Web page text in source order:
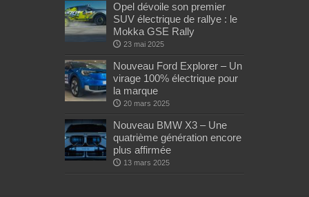
Opel dévoile son premier
SUV électrique de rallye : le
Mokka GSE Rally
23 mai 2025
Nouveau Ford Explorer – Un
virage 100% électrique pour
la marque
20 mars 2025
Nouveau BMW X3 – Une
quatrième génération encore
plus affirmée
13 mars 2025